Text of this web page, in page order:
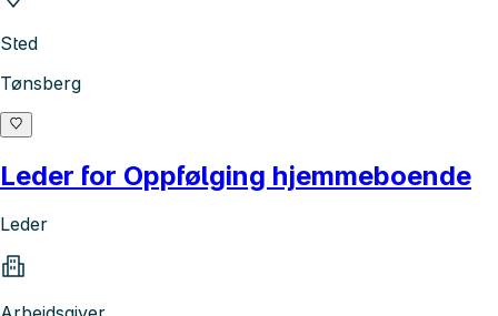
Sted
Tønsberg
Leder for Oppfølging hjemmeboende
Leder